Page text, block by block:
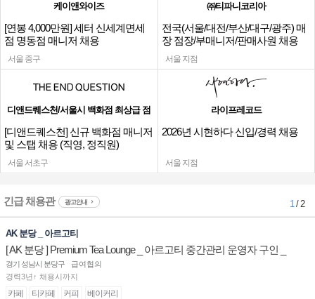
케이앤와이즈
[연봉 4,000만원] 세터 신세계면세
점 명동점 매니저 채용
서울 중구
㈜티파니코리아
전국(서울/대전/부산/대구/광주) 매
장 점장/부매니저/판매사원 채용
서울 지점
디앤드퀘스천/서울시 백화점 최상급 점
[디앤드퀘스천] 신규 백화점 매니저
및 스탭 채용 (직영, 정직원)
서울 서초구
라이프레코드
2026년 시현하다 신입/경력 채용
서울 지점
긴급 채용관 광고안내 1/ 2
AK 분당 _ 아르고티
[ AK 분당 ] Premium Tea Lounge _ 아르고티 중간관리 운영자 구인 _
경기 성남시 분당구
급여협의
경력3년↑ 채용시까지
카페 티카페 커피 베이커리